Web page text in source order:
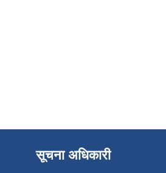
सूचना अधिकारी